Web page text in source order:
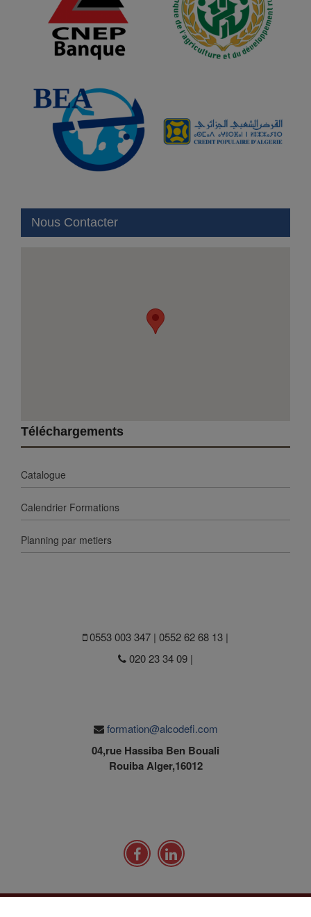
Nous Contacter
Téléchargements
Catalogue
Calendrier Formations
Planning par metiers
0553 003 347 | 0552 62 68 13 |
020 23 34 09 |
formation@alcodefi.com
04,rue Hassiba Ben Bouali
Rouiba Alger,16012